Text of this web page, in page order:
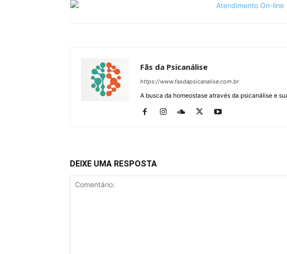
Fãs da Psicanálise
https://www.fasdapsicanalise.com.br
A busca da homeostase através da psicanálise e
DEIXE UMA RESPOSTA